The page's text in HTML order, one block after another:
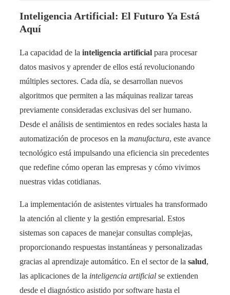
Inteligencia Artificial: El Futuro Ya Está
Aquí
La capacidad de la inteligencia artificial para procesar
datos masivos y aprender de ellos está revolucionando
múltiples sectores. Cada día, se desarrollan nuevos
algoritmos que permiten a las máquinas realizar tareas
previamente consideradas exclusivas del ser humano.
Desde el análisis de sentimientos en redes sociales hasta la
automatización de procesos en la manufactura, este avance
tecnológico está impulsando una eficiencia sin precedentes
que redefine cómo operan las empresas y cómo vivimos
nuestras vidas cotidianas.
La implementación de asistentes virtuales ha transformado
la atención al cliente y la gestión empresarial. Estos
sistemas son capaces de manejar consultas complejas,
proporcionando respuestas instantáneas y personalizadas
gracias al aprendizaje automático. En el sector de la salud,
las aplicaciones de la inteligencia artificial se extienden
desde el diagnóstico asistido por software hasta el